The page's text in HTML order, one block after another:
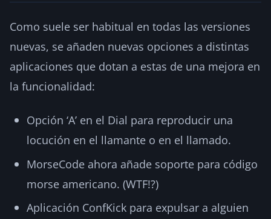
Como suele ser habitual en todas las versiones
nuevas, se añaden nuevas opciones a distintas
aplicaciones que dotan a estas de una mejora en
la funcionalidad:
Opción ‘A’ en el Dial para reproducir una
locución en el llamante o en el llamado.
MorseCode ahora añade soporte para código
morse americano. (WTF!?)
Aplicación ConfKick para expulsar a alguien